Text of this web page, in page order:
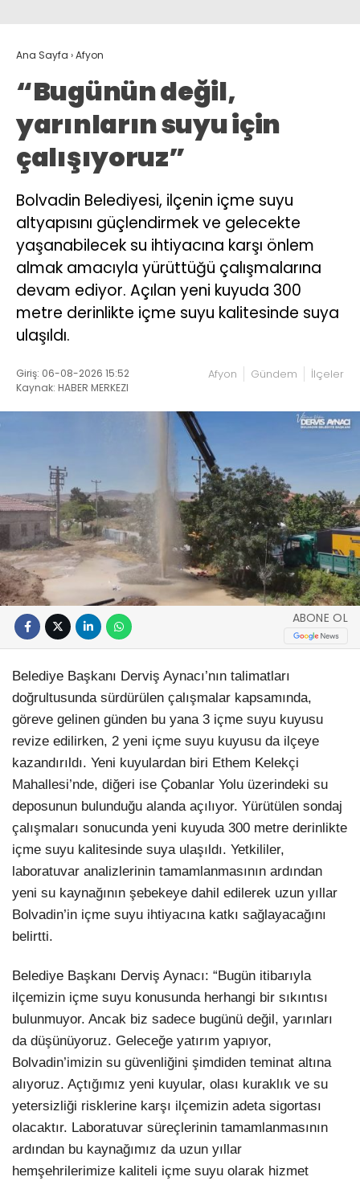
Ana Sayfa ›Afyon
“Bugünün değil,
yarınların suyu için
çalışıyoruz”
Bolvadin Belediyesi, ilçenin içme suyu
altyapısını güçlendirmek ve gelecekte
yaşanabilecek su ihtiyacına karşı önlem
almak amacıyla yürüttüğü çalışmalarına
devam ediyor. Açılan yeni kuyuda 300
metre derinlikte içme suyu kalitesinde suya
ulaşıldı.
Giriş: 06-08-2026 15:52
Kaynak: HABER MERKEZI
Afyon Gündem İlçeler
ABONE OL
Belediye Başkanı Derviş Aynacı’nın talimatları
doğrultusunda sürdürülen çalışmalar kapsamında,
göreve gelinen günden bu yana 3 içme suyu kuyusu
revize edilirken, 2 yeni içme suyu kuyusu da ilçeye
kazandırıldı. Yeni kuyulardan biri Ethem Kelekçi
Mahallesi’nde, diğeri ise Çobanlar Yolu üzerindeki su
deposunun bulunduğu alanda açılıyor. Yürütülen sondaj
çalışmaları sonucunda yeni kuyuda 300 metre derinlikte
içme suyu kalitesinde suya ulaşıldı. Yetkililer,
laboratuvar analizlerinin tamamlanmasının ardından
yeni su kaynağının şebekeye dahil edilerek uzun yıllar
Bolvadin’in içme suyu ihtiyacına katkı sağlayacağını
belirtti.
Belediye Başkanı Derviş Aynacı: “Bugün itibarıyla
ilçemizin içme suyu konusunda herhangi bir sıkıntısı
bulunmuyor. Ancak biz sadece bugünü değil, yarınları
da düşünüyoruz. Geleceğe yatırım yapıyor,
Bolvadin’imizin su güvenliğini şimdiden teminat altına
alıyoruz. Açtığımız yeni kuyular, olası kuraklık ve su
yetersizliği risklerine karşı ilçemizin adeta sigortası
olacaktır. Laboratuvar süreçlerinin tamamlanmasının
ardından bu kaynağımız da uzun yıllar
hemşehrilerimize kaliteli içme suyu olarak hizmet